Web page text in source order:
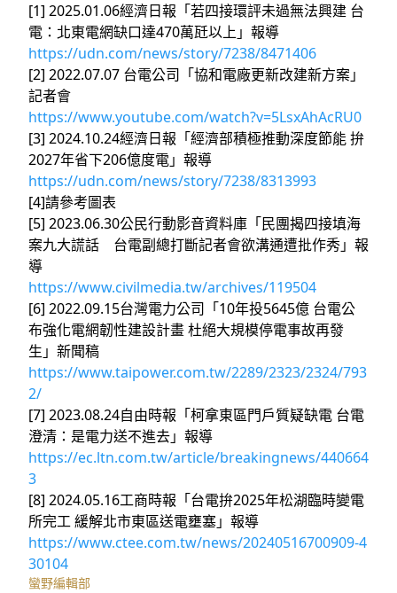
[1] 2025.01.06經濟日報「若四接環評未過無法興建 台
電：北東電網缺口達470萬瓩以上」報導
https://udn.com/news/story/7238/8471406
[2] 2022.07.07 台電公司「協和電廠更新改建新方案」
記者會
https://www.youtube.com/watch?v=5LsxAhAcRU0
[3] 2024.10.24經濟日報「經濟部積極推動深度節能 拚
2027年省下206億度電」報導
https://udn.com/news/story/7238/8313993
[4]請參考圖表
[5] 2023.06.30公民行動影音資料庫「民團揭四接填海
案九大謊話 台電副總打斷記者會欲溝通遭批作秀」報
導
https://www.civilmedia.tw/archives/119504
[6] 2022.09.15台灣電力公司「10年投5645億 台電公
布強化電網韌性建設計畫 杜絕大規模停電事故再發
生」新聞稿
https://www.taipower.com.tw/2289/2323/2324/793
2/
[7] 2023.08.24自由時報「柯拿東區門戶質疑缺電 台電
澄清：是電力送不進去」報導
https://ec.ltn.com.tw/article/breakingnews/440664
3
[8] 2024.05.16工商時報「台電拚2025年松湖臨時變電
所完工 緩解北市東區送電壅塞」報導
https://www.ctee.com.tw/news/20240516700909-4
30104
蠻野編輯部